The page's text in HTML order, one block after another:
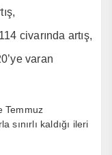
civarında artış,
varan
Temmuz
sınırlı kaldığı ileri